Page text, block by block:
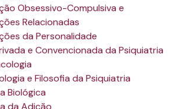
Obsessivo-Compulsiva e
Relacionadas
da Personalidade
e Convencionada da Psiquiatria
e Filosofia da Psiquiatria
Biológica
da Adição